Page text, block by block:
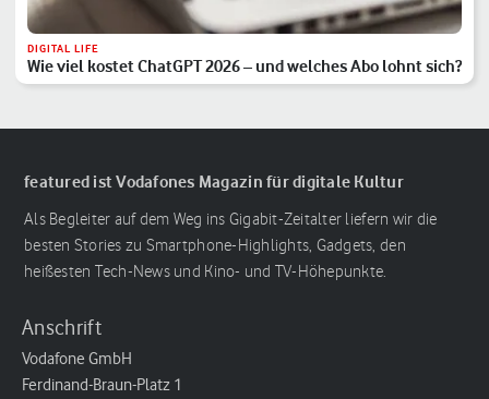
DIGITAL LIFE
Wie viel kostet ChatGPT 2026 – und welches Abo lohnt sich?
featured ist Vodafones Magazin für digitale Kultur
Als Begleiter auf dem Weg ins Gigabit-Zeitalter liefern wir die
besten Stories zu Smartphone-Highlights, Gadgets, den
heißesten Tech-News und Kino- und TV-Höhepunkte.
Anschrift
Vodafone GmbH
Ferdinand-Braun-Platz 1